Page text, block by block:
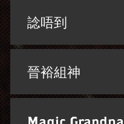
諗唔到
晉裕組神